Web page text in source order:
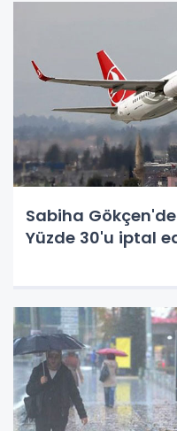
Sabiha
Yüzde 30'u iptal